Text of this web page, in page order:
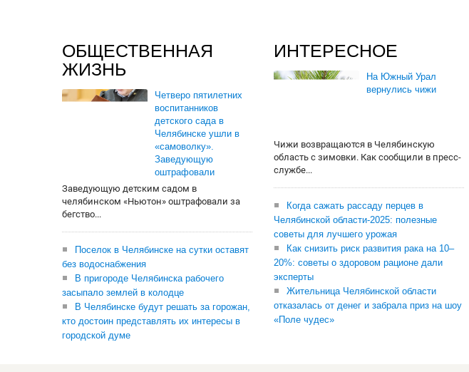
ОБЩЕСТВЕННАЯ
ЖИЗНЬ
Четверо пятилетних
воспитанников
детского сада в
Челябинске ушли в
«самоволку».
Заведующую
оштрафовали
Заведующую детским садом в
челябинском «Ньютон» оштрафовали за
бегство...
Поселок в Челябинске на сутки оставят
без водоснабжения
В пригороде Челябинска рабочего
засыпало землей в колодце
В Челябинске будут решать за горожан,
кто достоин представлять их интересы в
городской думе
ИНТЕРЕСНОЕ
На Южный Урал
вернулись чижи
Чижи возвращаются в Челябинскую
область с зимовки. Как сообщили в пресс-
службе...
Когда сажать рассаду перцев в
Челябинской области-2025: полезные
советы для лучшего урожая
Как снизить риск развития рака на 10–
20%: советы о здоровом рационе дали
эксперты
Жительница Челябинской области
отказалась от денег и забрала приз на шоу
«Поле чудес»